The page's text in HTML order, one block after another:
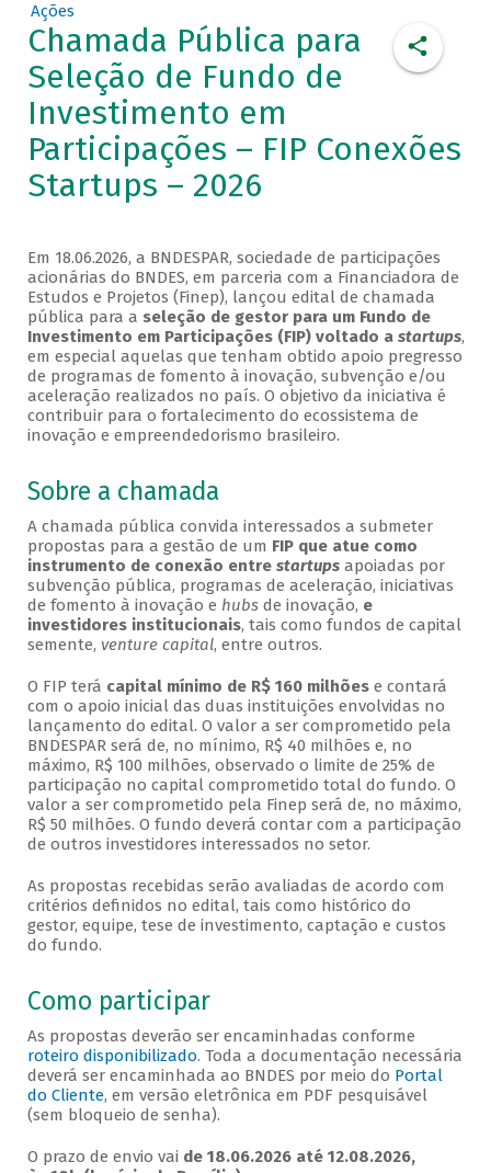
Ações
Chamada Pública para
Seleção de Fundo de
Investimento em
Participações – FIP Conexões
Startups – 2026
Em 18.06.2026, a BNDESPAR, sociedade de participações
acionárias do BNDES, em parceria com a Financiadora de
Estudos e Projetos (Finep), lançou edital de chamada
pública para a seleção de gestor para um Fundo de
Investimento em Participações (FIP) voltado a startups,
em especial aquelas que tenham obtido apoio pregresso
de programas de fomento à inovação, subvenção e/ou
aceleração realizados no país. O objetivo da iniciativa é
contribuir para o fortalecimento do ecossistema de
inovação e empreendedorismo brasileiro.
Sobre a chamada
A chamada pública convida interessados a submeter
propostas para a gestão de um FIP que atue como
instrumento de conexão entre startups apoiadas por
subvenção pública, programas de aceleração, iniciativas
de fomento à inovação e hubsde inovação, e
investidores institucionais, tais como fundos de capital
semente, venture capital, entre outros.
O FIP terá capital mínimo de R$ 160 milhõese contará
com o apoio inicial das duas instituições envolvidas no
lançamento do edital. O valor a ser comprometido pela
BNDESPAR será de, no mínimo, R$ 40 milhões e, no
máximo, R$ 100 milhões, observado o limite de 25% de
participação no capital comprometido total do fundo. O
valor a ser comprometido pela Finep será de, no máximo,
R$ 50 milhões. O fundo deverá contar com a participação
de outros investidores interessados no setor.
As propostas recebidas serão avaliadas de acordo com
critérios definidos no edital, tais como histórico do
gestor, equipe, tese de investimento, captação e custos
do fundo.
Como participar
As propostas deverão ser encaminhadas conforme
roteiro disponibilizado. Toda a documentação necessária
deverá ser encaminhada ao BNDES por meio do Portal
do Cliente, em versão eletrônica em PDF pesquisável
(sem bloqueio de senha).
O prazo de envio vai de 18.06.2026 até 12.08.2026,